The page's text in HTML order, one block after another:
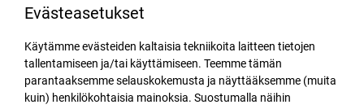
Evästeasetukset
Käytämme evästeiden kaltaisia tekniikoita laitteen tietojen
tallentamiseen ja/tai käyttämiseen. Teemme tämän
parantaaksemme selauskokemusta ja näyttääksemme (muita
kuin) henkilökohtaisia mainoksia. Suostumalla näihin